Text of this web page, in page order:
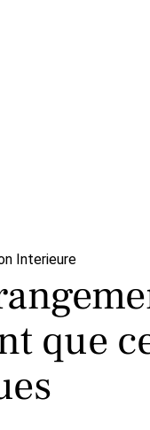
Interieure
que